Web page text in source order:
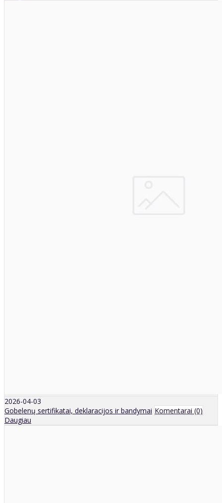
2026-04-03
Gobelenų sertifikatai, deklaracijos ir bandymai Komentarai (0)
Daugiau